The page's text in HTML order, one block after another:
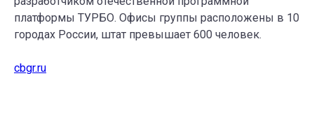
платформы ТУРБО. Офисы группы расположены в 10
городах России, штат превышает 600 человек.
cbgr.ru